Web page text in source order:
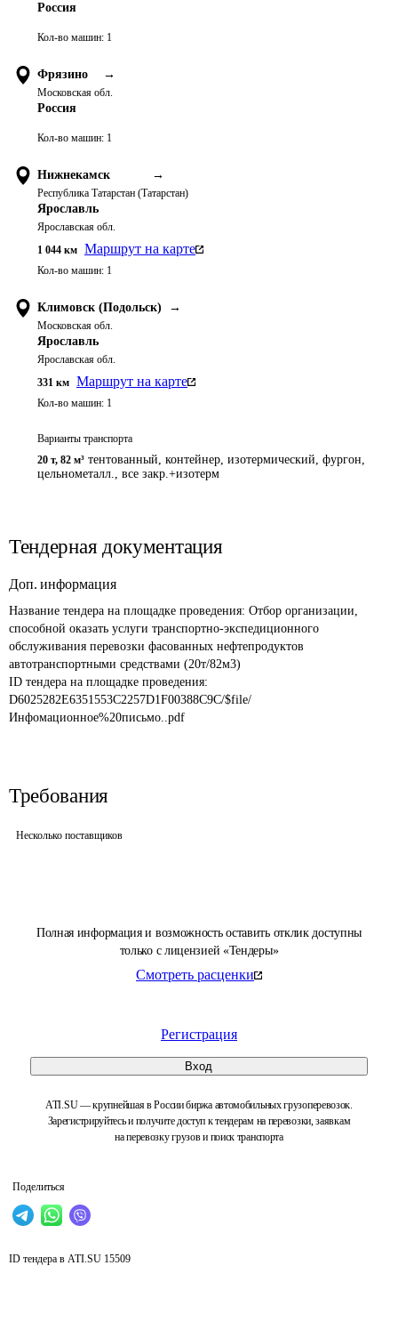
Полная информация и возможность оставить отклик доступны
только с лицензией «Тендеры»
Смотреть расценки
Регистрация
Вход
ATI.SU — крупнейшая в России биржа автомобильных грузоперевозок.
Зарегистрируйтесь и получите доступ к тендерам на перевозки, заявкам
на перевозку грузов и поиск транспорта
Поделиться
Россия
Кол-во машин: 1
Фрязино →
Московская обл.
Россия
Кол-во машин: 1
Нижнекамск →
Республика Татарстан (Татарстан)
Ярославль
Ярославская обл.
1 044 км Маршрут на карте
Кол-во машин: 1
Климовск (Подольск) →
Московская обл.
Ярославль
Ярославская обл.
331 км Маршрут на карте
Кол-во машин: 1
Варианты транспорта
20 т, 82 м³ тентованный, контейнер, изотермический, фургон,
цельнометалл., все закр.+изотерм
Тендерная документация
Доп. информация
Название тендера на площадке проведения: Отбор организации,
способной оказать услуги транспортно-экспедиционного
обслуживания перевозки фасованных нефтепродуктов
автотранспортными средствами (20т/82м3)
ID тендера на площадке проведения:
D6025282E6351553C2257D1F00388C9C/$file/
Инфомационное%20письмо..pdf
Требования
Несколько поставщиков
ID тендера в ATI.SU 15509